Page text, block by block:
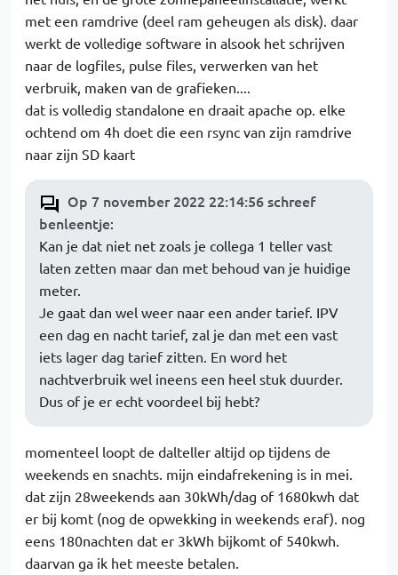
met een ramdrive (deel ram geheugen als disk). daar
werkt de volledige software in alsook het schrijven
naar de logfiles, pulse files, verwerken van het
verbruik, maken van de grafieken....
dat is volledig standalone en draait apache op. elke
ochtend om 4h doet die een rsync van zijn ramdrive
naar zijn SD kaart
Op 7 november 2022 22:14:56 schreef
benleentje:
Kan je dat niet net zoals je collega 1 teller vast
laten zetten maar dan met behoud van je huidige
meter.
Je gaat dan wel weer naar een ander tarief. IPV
een dag en nacht tarief, zal je dan met een vast
iets lager dag tarief zitten. En word het
nachtverbruik wel ineens een heel stuk duurder.
Dus of je er echt voordeel bij hebt?
momenteel loopt de dalteller altijd op tijdens de
weekends en snachts. mijn eindafrekening is in mei.
dat zijn 28weekends aan 30kWh/dag of 1680kwh dat
er bij komt (nog de opwekking in weekends eraf). nog
eens 180nachten dat er 3kWh bijkomt of 540kwh.
daarvan ga ik het meeste betalen.